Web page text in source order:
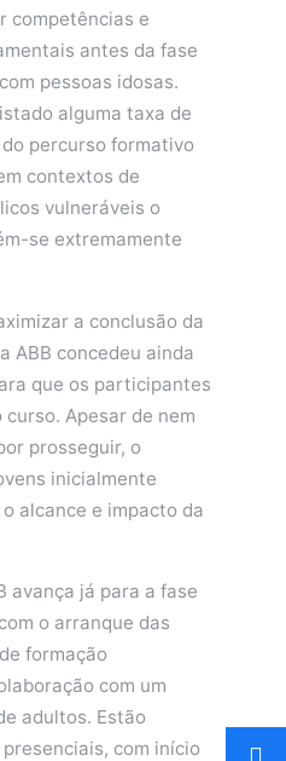
competências e
antes da fase
pessoas idosas.
alguma taxa de
percurso formativo
contextos de
vulneráveis o
se extremamente
a conclusão da
ABB concedeu ainda
que os participantes
Apesar de nem
prosseguir, o
inicialmente
alcance e impacto da
avança já para a fase
o arranque das
formação
com um
adultos. Estão
com início